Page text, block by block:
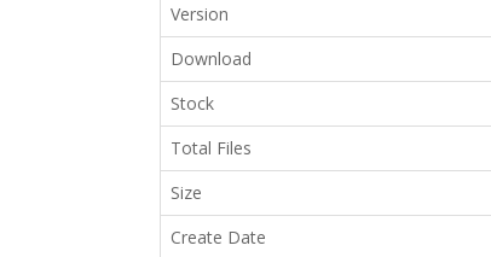
Version
Download
Stock
Total Files
Size
Create Date